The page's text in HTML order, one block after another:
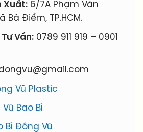
Xuất: 6/7A Phạm Văn
Bà Điểm, TP.HCM.
Vấn: 0789 911 919 – 0901
Vũ Plastic
Bao Bì
Bì Đông Vũ